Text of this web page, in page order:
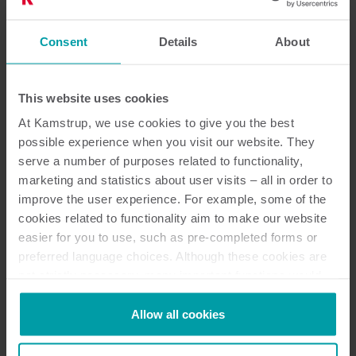
Consent Details About
This website uses cookies
At Kamstrup, we use cookies to give you the best
possible experience when you visit our website. They
serve a number of purposes related to functionality,
marketing and statistics about user visits – all in order to
improve the user experience. For example, some of the
cookies related to functionality aim to make our website
easier for you to use, such as pre-completed forms or
preferred language choices. Although these cookies are
not be available without them.
Kamstrup makes use of third-party cookies. A third-party
cookie is installed by someone other than us, such as
Allow all cookies
Kom hurtigt i gang
Med OMNIA® Express har vi lavet en cloud-baseret
standardpakke, så du kan afprøve systemet hurtigt og
ikke længere kan dække dine behov, er det altid